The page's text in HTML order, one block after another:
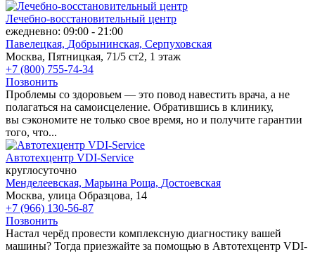
Лечебно-восстановительный центр
ежедневно: 09:00 - 21:00
Павелецкая, Добрынинская, Серпуховская
Москва, Пятницкая, 71/5 ст2, 1 этаж
+7 (800) 755-74-34
Позвонить
Проблемы со здоровьем — это повод навестить врача, а не
полагаться на самоисцеление. Обратившись в клинику,
вы сэкономите не только свое время, но и получите гарантии
того, что...
Автотехцентр VDI-Service
круглосуточно
Менделеевская, Марьина Роща, Достоевская
Москва, улица Образцова, 14
+7 (966) 130-56-87
Позвонить
Настал черёд провести комплексную диагностику вашей
машины? Тогда приезжайте за помощью в Автотехцентр VDI-